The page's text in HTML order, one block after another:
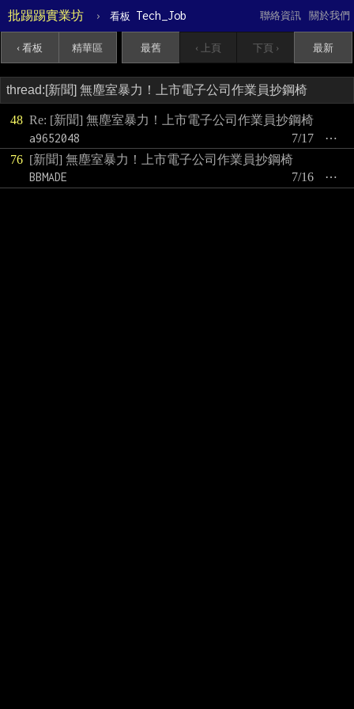
批踢踢實業坊 › 看板 Tech_Job 關於我們
聯絡資訊
‹ 看板 精華區 最舊 ‹ 上頁 下頁 › 最新
48 Re: [新聞] 無塵室暴力！上市電子公司作業員抄鋼椅
a9652048
⋯
7/17
76 [新聞] 無塵室暴力！上市電子公司作業員抄鋼椅
BBMADE
⋯
7/16